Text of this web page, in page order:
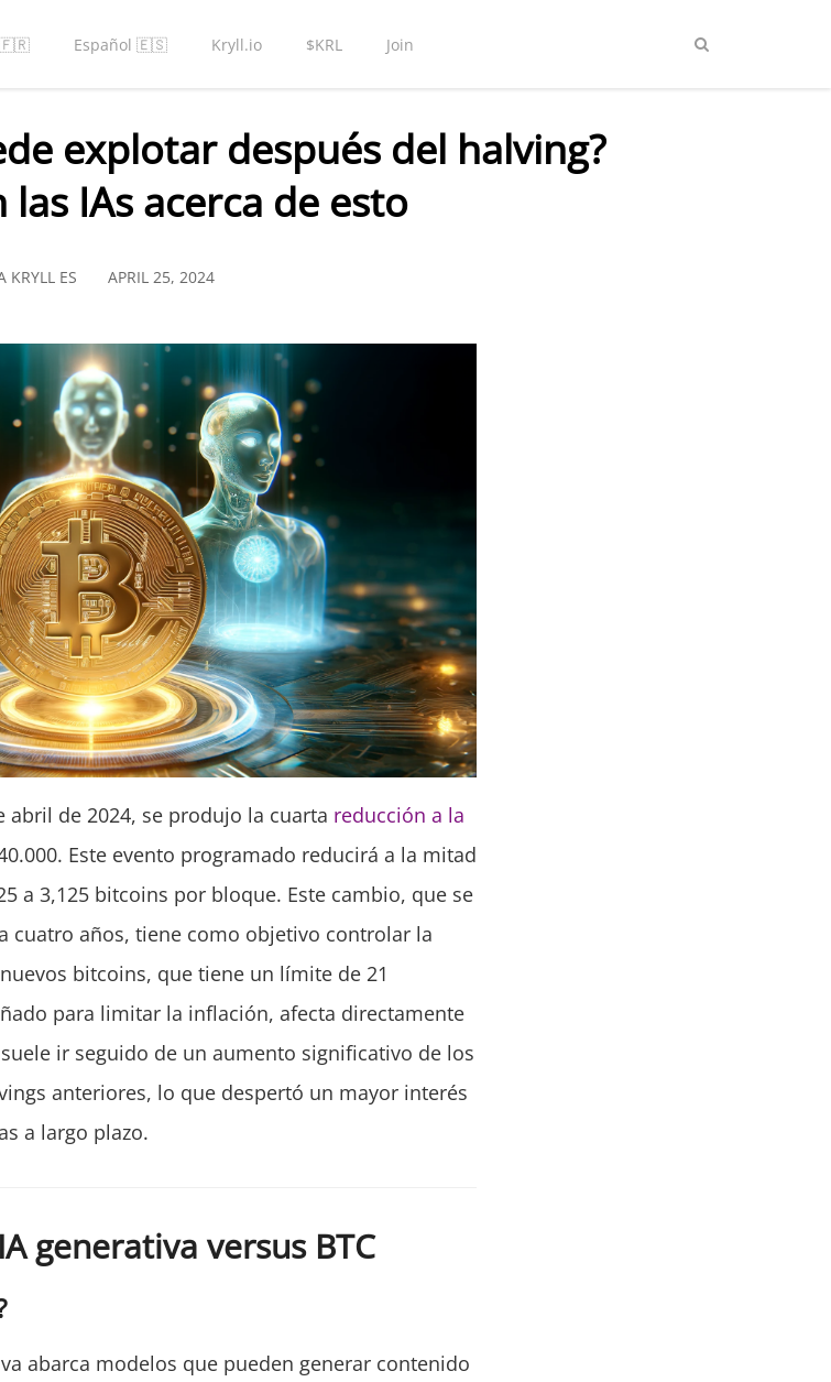
🇫🇷 Español 🇪🇸 Kryll.io $KRL Join
explotar después del halving?
IAs acerca de esto
KRYLL ES APRIL 25, 2024
abril de 2024, se produjo la cuarta reducción a la
Este evento programado reducirá a la mitad
a 3,125 bitcoins por bloque. Este cambio, que se
cuatro años, tiene como objetivo controlar la
bitcoins, que tiene un límite de 21
para limitar la inflación, afecta directamente
ir seguido de un aumento significativo de los
anteriores, lo que despertó un mayor interés
a largo plazo.
generativa versus BTC
abarca modelos que pueden generar contenido